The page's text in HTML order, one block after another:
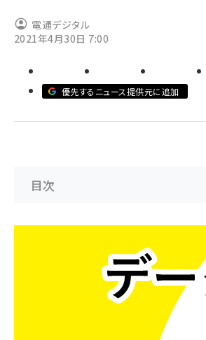
meo (1275)
電通デジタル
2021年4月30日 7:00
優先するニュース提供元に追加
目次